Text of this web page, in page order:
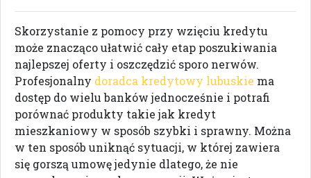
Skorzystanie z pomocy przy wzięciu kredytu
może znacząco ułatwić cały etap poszukiwania
najlepszej oferty i oszczędzić sporo nerwów.
Profesjonalny doradca kredytowy lubuskie ma
dostęp do wielu banków jednocześnie i potrafi
porównać produkty takie jak kredyt
mieszkaniowy w sposób szybki i sprawny. Można
w ten sposób uniknąć sytuacji, w której zawiera
się gorszą umowę jedynie dlatego, że nie